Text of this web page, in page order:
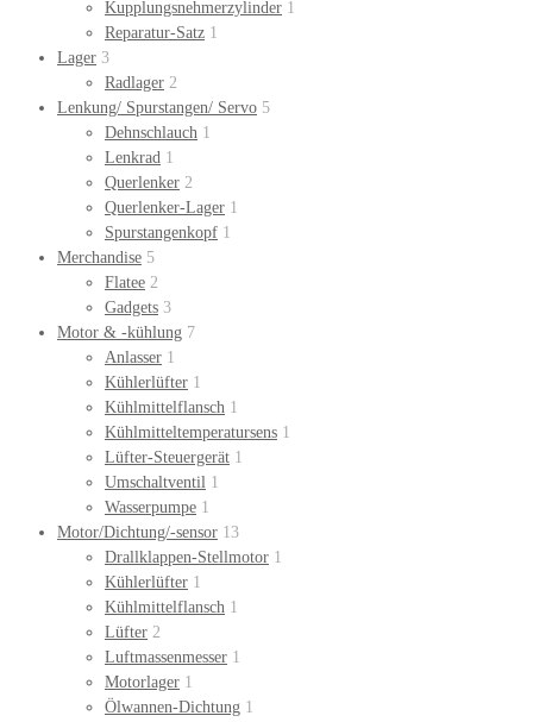
Kupplungsnehmerzylinder 1
Reparatur-Satz 1
Lager 3
Radlager 2
Lenkung/ Spurstangen/ Servo 5
Dehnschlauch 1
Lenkrad 1
Querlenker 2
Querlenker-Lager 1
Spurstangenkopf 1
Merchandise 5
Flatee 2
Gadgets 3
Motor & -kühlung 7
Anlasser 1
Kühlerlüfter 1
Kühlmittelflansch 1
Kühlmitteltemperatursens 1
Lüfter-Steuergerät 1
Umschaltventil 1
Wasserpumpe 1
Motor/Dichtung/-sensor 13
Drallklappen-Stellmotor 1
Kühlerlüfter 1
Kühlmittelflansch 1
Lüfter 2
Luftmassenmesser 1
Motorlager 1
Ölwannen-Dichtung 1